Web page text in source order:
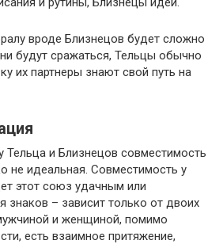
вроде Близнецов будет сложно
будут сражаться, Тельцы обычно
их партнеры знают свой путь на
Тельца и Близнецов совместимость
не идеальная. Совместимость у
этот союз удачным или
знаков – зависит только от двоих
и женщиной, помимо
есть взаимное притяжение,